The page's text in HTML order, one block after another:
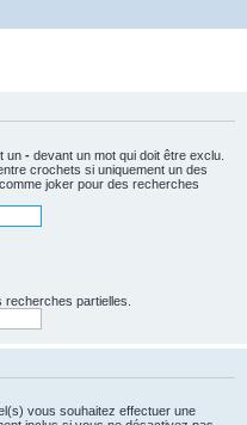
un - devant un mot qui doit être exclu.
crochets si uniquement un des
joker pour des recherches
partielles.
vous souhaitez effectuer une